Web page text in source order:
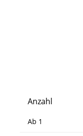
Anzahl
Ab 1